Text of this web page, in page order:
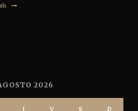
2026
J V S D